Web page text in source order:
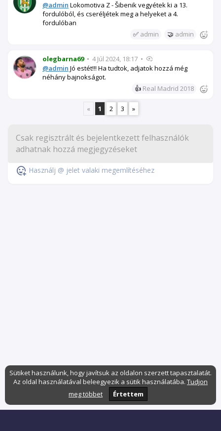
@admin Lokomotiva Z - Šibenik vegyétek ki a 13.
fordulóból, és cseréljétek meg a helyeket a 4.
fordulóban
✅ admin 🤝 admin
olegbarna69 • 4 Júl 2024, 18:17 •
@admin Jó estét!!! Ha tudtok, adjatok hozzá még
néhány bajnokságot.
👍 Real Madrid 2018
« 1 2 3 »
Használj @ jelet valaki megemlítéséhez
Sütiket használunk, hogy javítsuk az oldalon szerzett tapasztalatát.
Az oldal használatával beleegyezik a sütik használatába. Tudjon
meg többet
Értettem